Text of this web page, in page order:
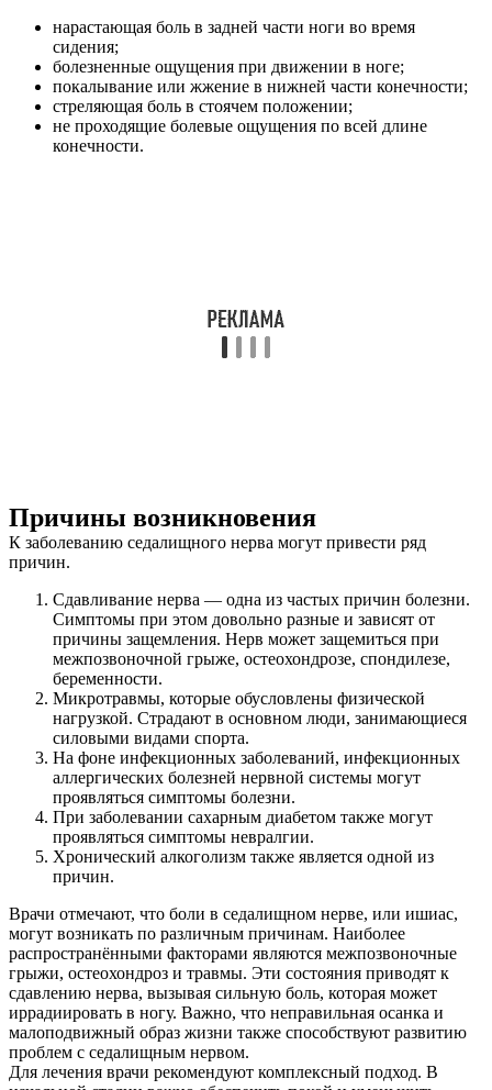
нарастающая боль в задней части ноги во время
сидения;
болезненные ощущения при движении в ноге;
покалывание или жжение в нижней части конечности;
стреляющая боль в стоячем положении;
не проходящие болевые ощущения по всей длине
конечности.
Причины возникновения
К заболеванию седалищного нерва могут привести ряд
причин.
Сдавливание нерва — одна из частых причин болезни.
Симптомы при этом довольно разные и зависят от
причины защемления. Нерв может защемиться при
межпозвоночной грыже, остеохондрозе, спондилезе,
беременности.
Микротравмы, которые обусловлены физической
нагрузкой. Страдают в основном люди, занимающиеся
силовыми видами спорта.
На фоне инфекционных заболеваний, инфекционных
аллергических болезней нервной системы могут
проявляться симптомы болезни.
При заболевании сахарным диабетом также могут
проявляться симптомы невралгии.
Хронический алкоголизм также является одной из
причин.
Врачи отмечают, что боли в седалищном нерве, или ишиас,
могут возникать по различным причинам. Наиболее
распространёнными факторами являются межпозвоночные
грыжи, остеохондроз и травмы. Эти состояния приводят к
сдавлению нерва, вызывая сильную боль, которая может
иррадиировать в ногу. Важно, что неправильная осанка и
малоподвижный образ жизни также способствуют развитию
проблем с седалищным нервом.
Для лечения врачи рекомендуют комплексный подход. В